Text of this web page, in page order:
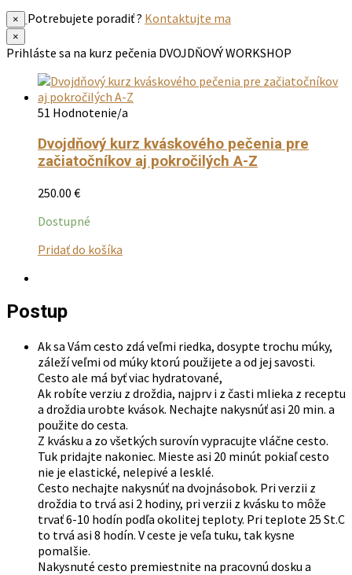
× Potrebujete poradiť ? Kontaktujte ma
×
Prihláste sa na kurz pečenia DVOJDŇOVÝ WORKSHOP
51 Hodnotenie/a
Dvojdňový kurz kváskového pečenia pre
začiatočníkov aj pokročilých A-Z
250.00 €
Dostupné
Pridať do košíka
si
môžete
vybrať
na
stránke
produktu.
Postup
Ak sa Vám cesto zdá veľmi riedka, dosypte trochu múky,
záleží veľmi od múky ktorú použijete a od jej savosti.
Cesto ale má byť viac hydratované,
Ak robíte verziu z droždia, najprv i z časti mlieka z receptu
a droždia urobte kvások. Nechajte nakysnúť asi 20 min. a
použite do cesta.
Z kvásku a zo všetkých surovín vypracujte vláčne cesto.
Tuk pridajte nakoniec. Mieste asi 20 minút pokiaľ cesto
nie je elastické, nelepivé a lesklé.
Cesto nechajte nakysnúť na dvojnásobok. Pri verzii z
droždia to trvá asi 2 hodiny, pri verzii z kvásku to môže
trvať 6-10 hodín podľa okolitej teploty. Pri teplote 25 St.C
to trvá asi 8 hodín. V ceste je veľa tuku, tak kysne
pomalšie.
Nakysnuté cesto premiestnite na pracovnú dosku a